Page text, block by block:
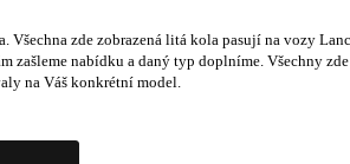
Všechna zde zobrazená litá kola pasují na vozy
zašleme nabídku a daný typ doplníme. Všechny
na Váš konkrétní model.